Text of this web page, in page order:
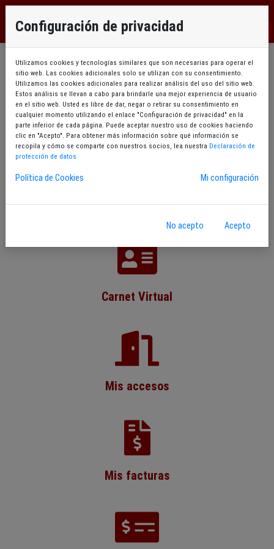
Cambiar contraseña
Datos contacto
Carnet Virtual
Mis accesos
Mis facturas
Configuración de privacidad
Utilizamos cookies y tecnologías similares que son necesarias para operar el
sitio web. Las cookies adicionales solo se utilizan con su consentimiento.
Utilizamos las cookies adicionales para realizar análisis del uso del sitio web.
Estos análisis se llevan a cabo para brindarle una mejor experiencia de usuario
en el sitio web. Usted es libre de dar, negar o retirar su consentimiento en
cualquier momento utilizando el enlace "Configuración de privacidad" en la
parte inferior de cada página. Puede aceptar nuestro uso de cookies haciendo
clic en "Acepto". Para obtener más información sobre qué información se
recopila y cómo se comparte con nuestros socios, lea nuestra Declaración de
protección de datos
Política de Cookies Mi configuración
No acepto Acepto